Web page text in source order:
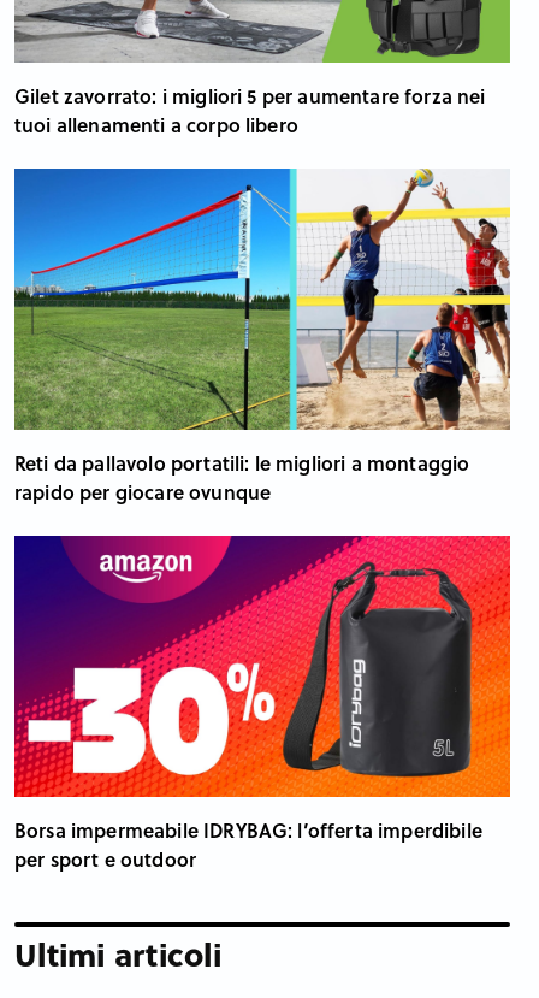
Gilet zavorrato: i migliori 5 per aumentare forza nei
tuoi allenamenti a corpo libero
Reti da pallavolo portatili: le migliori a montaggio
rapido per giocare ovunque
Borsa impermeabile IDRYBAG: l’offerta imperdibile
per sport e outdoor
Ultimi articoli